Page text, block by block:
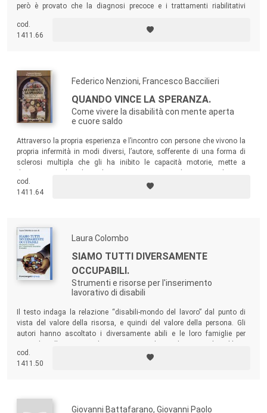
però è provato che la diagnosi precoce e i trattamenti riabilitativi
raccontate in questo libro da mamme, padri, nonne.
cod.
1411.66
Federico Nenzioni, Francesco Baccilieri
QUANDO VINCE LA SPERANZA.
Come vivere la disabilità con mente aperta
e cuore saldo
Attraverso la propria esperienza e l’incontro con persone che vivono la
propria infermità in modi diversi, l’autore, sofferente di una forma di
sclerosi multipla che gli ha inibito le capacità motorie, mette a
metodologie e tecniche che consentono di riformulare la vita in
situazioni mai prima sperimentate.
cod.
1411.64
Laura Colombo
SIAMO TUTTI DIVERSAMENTE
OCCUPABILI.
Strumenti e risorse per l'inserimento
lavorativo di disabili
Il testo indaga la relazione “disabili-mondo del lavoro” dal punto di
vista del valore della risorsa, e quindi del valore della persona. Gli
autori hanno ascoltato i diversamente abili e le loro famiglie per
che si incontrano e che esigono una risposta: come valutare le proprie
competenze, come proporsi alle aziende, come facilitare l’inserimento.
cod.
1411.50
Giovanni Battafarano, Giovanni Paolo